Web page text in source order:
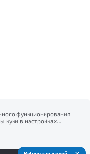
данных
функционирования
куки в настройках
и